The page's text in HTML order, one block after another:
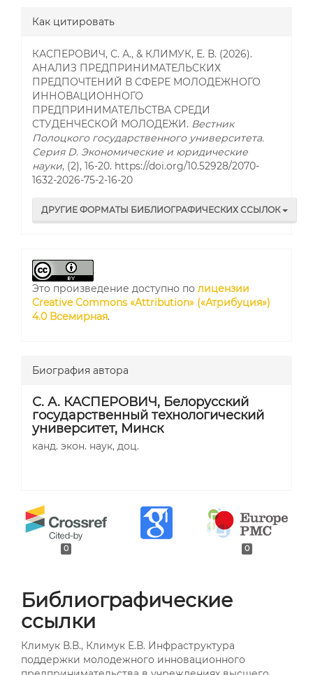
Как цитировать
КАСПЕРОВИЧ, С. А., & КЛИМУК, Е. В. (2026).
АНАЛИЗ ПРЕДПРИНИМАТЕЛЬСКИХ
ПРЕДПОЧТЕНИЙ В СФЕРЕ МОЛОДЕЖНОГО
ИННОВАЦИОННОГО
ПРЕДПРИНИМАТЕЛЬСТВА СРЕДИ
СТУДЕНЧЕСКОЙ МОЛОДЕЖИ. Вестник
Полоцкого государственного университета.
Серия D. Экономические и юридические
науки, (2), 16-20. https://doi.org/10.52928/2070-
1632-2026-75-2-16-20
ДРУГИЕ ФОРМАТЫ БИБЛИОГРАФИЧЕСКИХ ССЫЛОК
Это произведение доступно по лицензии
Creative Commons «Attribution» («Атрибуция»)
4.0 Всемирная.
Биография автора
С. А. КАСПЕРОВИЧ, Белорусский
государственный технологический
университет, Минск
канд. экон. наук, доц.
0 0
Библиографические
ссылки
Климук В.В., Климук Е.В. Инфраструктура
поддержки молодежного инновационного